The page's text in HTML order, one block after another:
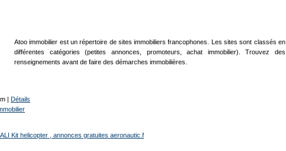
Atoo immobilier est un répertoire de sites immobiliers francophones. Les sites sont classés en
différentes catégories (petites annonces, promoteurs, achat immobilier). Trouvez des
renseignements avant de faire des démarches immobilières.
| Détails
Kit helicopter , annonces gratuites aeronautic.f